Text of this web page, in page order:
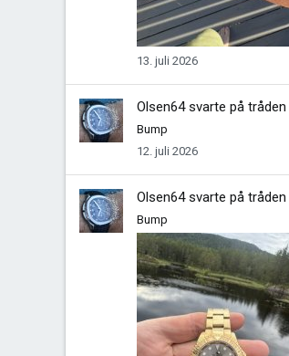
13. juli 2026
Olsen64svarte på tråden
Bump
12. juli 2026
Olsen64svarte på tråden
Bump